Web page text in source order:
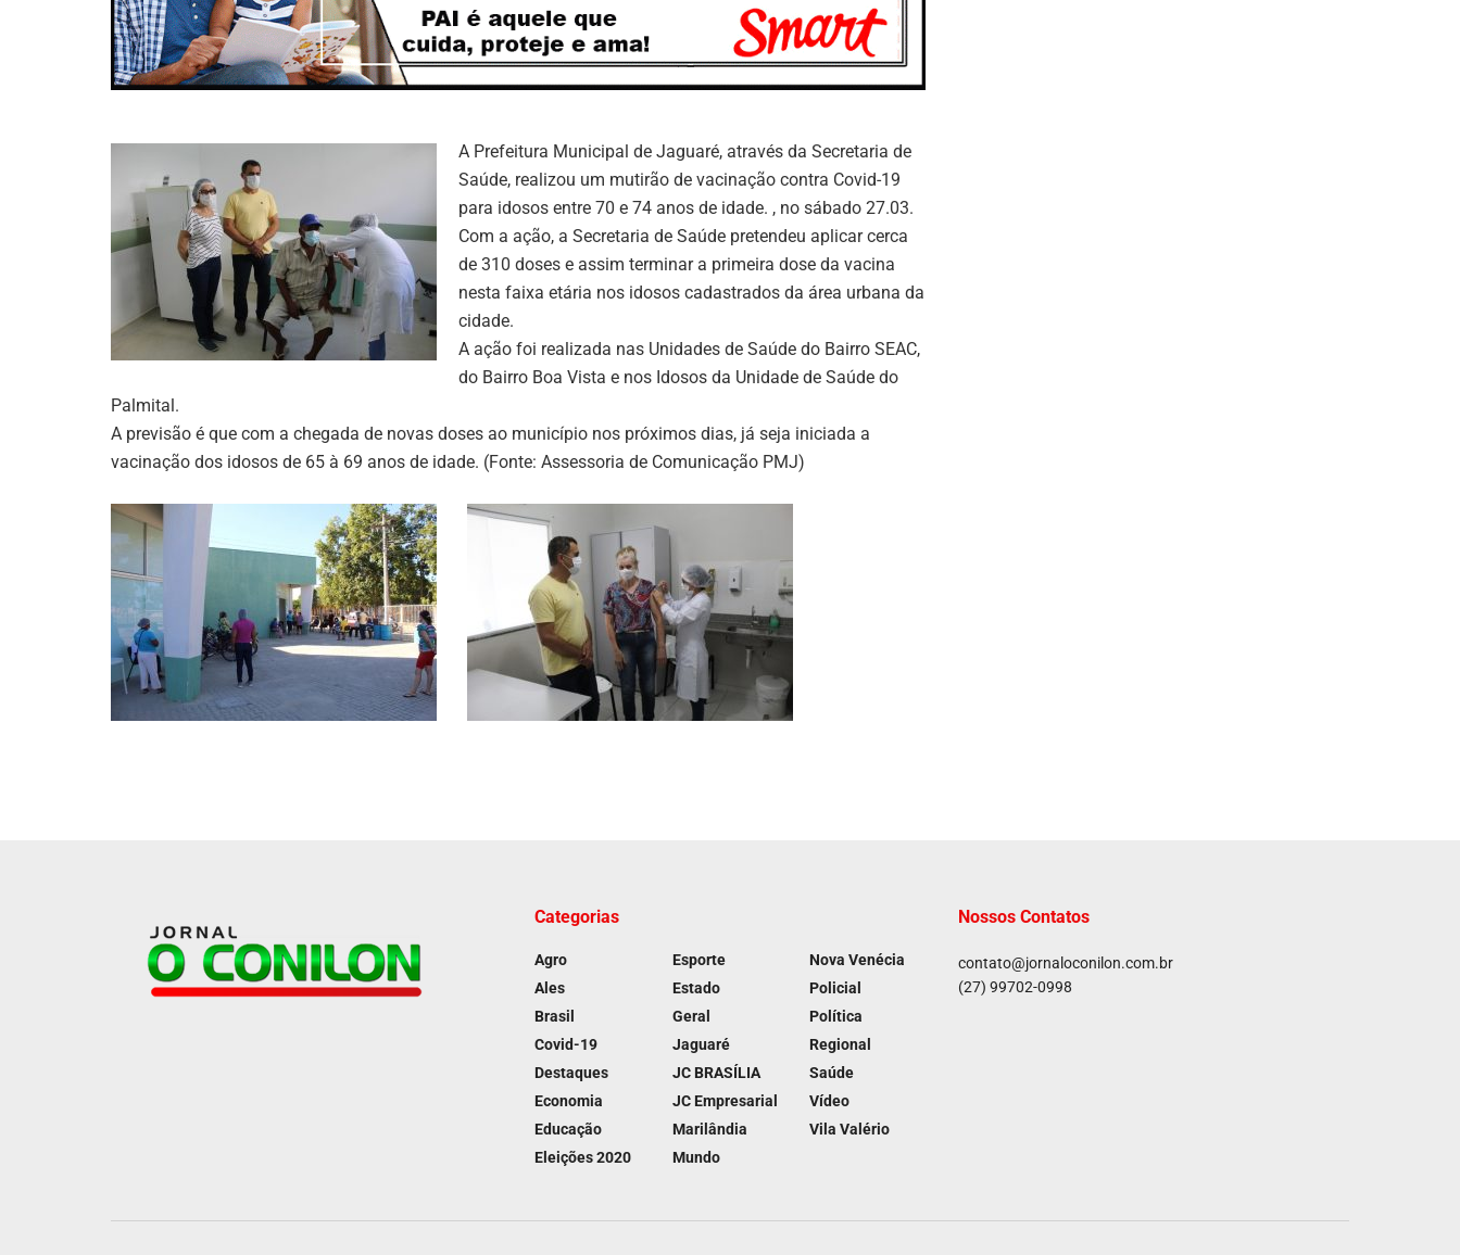
A Prefeitura Municipal de Jaguaré, através da Secretaria de
Saúde, realizou um mutirão de vacinação contra Covid-19
para idosos entre 70 e 74 anos de idade. , no sábado 27.03.
Com a ação, a Secretaria de Saúde pretendeu aplicar cerca
de 310 doses e assim terminar a primeira dose da vacina
nesta faixa etária nos idosos cadastrados da área urbana da
cidade.
A ação foi realizada nas Unidades de Saúde do Bairro SEAC,
do Bairro Boa Vista e nos Idosos da Unidade de Saúde do
Palmital.
A previsão é que com a chegada de novas doses ao município nos próximos dias, já seja iniciada a
vacinação dos idosos de 65 à 69 anos de idade. (Fonte: Assessoria de Comunicação PMJ)
Categorias
Agro
Ales
Brasil
Covid-19
Destaques
Economia
Educação
Eleições 2020
Esporte
Estado
Geral
Jaguaré
JC BRASÍLIA
JC Empresarial
Marilândia
Mundo
Nova Venécia
Policial
Política
Regional
Saúde
Vídeo
Vila Valério
Nossos Contatos
contato@jornaloconilon.com.br
(27) 99702-0998